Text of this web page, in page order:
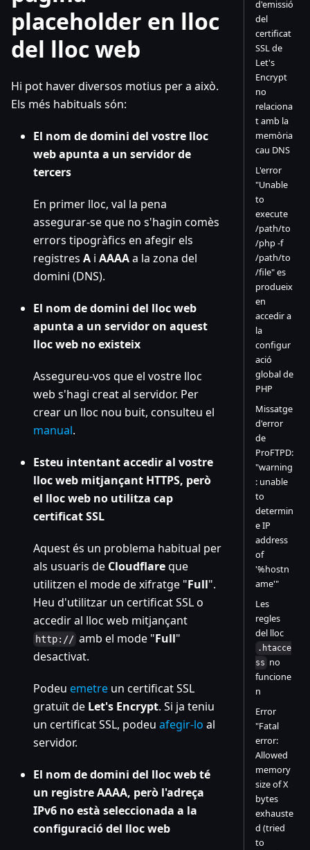
placeholder en lloc
del lloc web
Hi pot haver diversos motius per a això.
Els més habituals són:
El nom de domini del vostre lloc
web apunta a un servidor de
tercers
En primer lloc, val la pena
assegurar-se que no s'hagin comès
errors tipogràfics en afegir els
registres A i AAAAa la zona del
domini (DNS).
El nom de domini del lloc web
apunta a un servidor on aquest
lloc web no existeix
Assegureu-vos que el vostre lloc
web s'hagi creat al servidor. Per
crear un lloc nou buit, consulteu el
manual.
Esteu intentant accedir al vostre
lloc web mitjançant HTTPS, però
el lloc web no utilitza cap
certificat SSL
Aquest és un problema habitual per
als usuaris de Cloudflareque
utilitzen el mode de xifratge "Full".
Heu d'utilitzar un certificat SSL o
accedir al lloc web mitjançant
http:// amb el mode "Full"
desactivat.
Podeu emetre un certificat SSL
gratuït de Let's Encrypt. Si ja teniu
un certificat SSL, podeu afegir-lo al
servidor.
El nom de domini del lloc web té
un registre AAAA, però l'adreça
IPv6 no està seleccionada a la
configuració del lloc web
d'emissió
del
certificat
SSL de
Let's
Encrypt
no
relaciona
t amb la
memòria
cau DNS
L'error
"Unable
to
execute
/path/to
/php -f
/path/to
/file" es
produeix
en
accedir a
la
configur
ació
global de
PHP
Missatge
d'error
de
ProFTPD:
"warning
: unable
to
determin
e IP
address
of
'%hostn
ame'"
Les
regles
del lloc
.htacce
ss no
funcione
n
Error
"Fatal
error:
Allowed
memory
size of X
bytes
exhauste
d (tried
to